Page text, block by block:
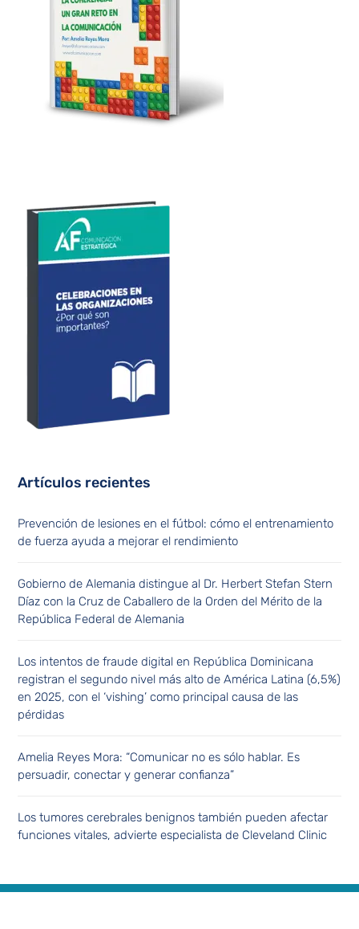
Artículos recientes
Prevención de lesiones en el fútbol: cómo el entrenamiento
de fuerza ayuda a mejorar el rendimiento
Gobierno de Alemania distingue al Dr. Herbert Stefan Stern
Díaz con la Cruz de Caballero de la Orden del Mérito de la
República Federal de Alemania
Los intentos de fraude digital en República Dominicana
registran el segundo nivel más alto de América Latina (6,5%)
en 2025, con el ‘vishing’ como principal causa de las
pérdidas
Amelia Reyes Mora: “Comunicar no es sólo hablar. Es
persuadir, conectar y generar confianza”
Los tumores cerebrales benignos también pueden afectar
funciones vitales, advierte especialista de Cleveland Clinic